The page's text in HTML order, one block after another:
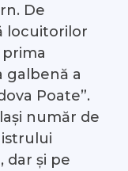
De
locuitorilor
galbenă a
Poate”.
număr de
dar și pe